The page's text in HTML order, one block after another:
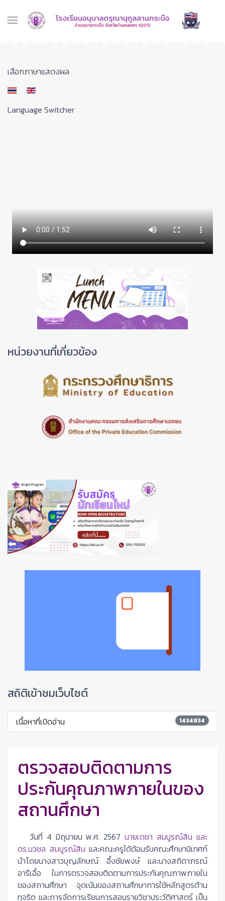
เลือกภาษาของคุณ
เลือกภาษาแสดงผล
Language Switcher
หน่วยงานที่เกี่ยวข้อง
สถิติเข้าชมเว็บไซต์
เนื้อหาที่เปิดอ่าน 1434834
ตรวจสอบติดตามการ
ประกันคุณภาพภายในของ
สถานศึกษา
วันที่ 4 มิถุนายน พ.ศ. 2567นายเดชา สมบูรณ์สิน และ
ดร.นวชล สมบูรณ์สิน และคณะครูได้ต้อนรับคณะศึกษานิเทศก์
นำโดยนางสาวบุญลักษณ์ อึ้งชัยพงษ์ และนางสถิตาภรณ์
อารีเอื้อ ในการตรวจสอบติดตามการประกันคุณภาพภายใน
ของสถานศึกษา จุดเน้นของสถานศึกษาการใช้หลักสูตรต้าน
ทุจริต และการจัดการเรียนการสอนรายวิชาประวัติศาสตร์ เป็น